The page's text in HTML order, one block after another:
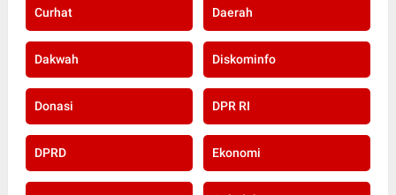
Curhat Daerah
Dakwah Diskominfo
Donasi DPR RI
DPRD Ekonomi